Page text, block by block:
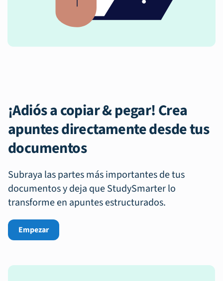
¡Adiós a copiar & pegar! Crea
apuntes directamente desde tus
documentos
Subraya las partes más importantes de tus
documentos y deja que StudySmarter lo
transforme en apuntes estructurados.
Empezar